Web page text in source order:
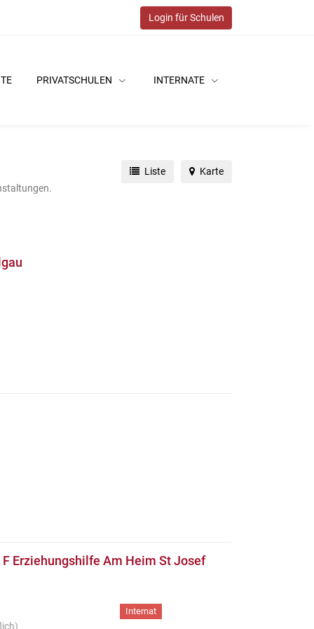
Login für Schulen
PRIVATSCHULEN INTERNATE
Liste Karte
Erziehungshilfe Am Heim St Josef
Internat